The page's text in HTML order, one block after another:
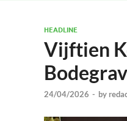
HEADLINE
Vijftien
24/04/2026 - by